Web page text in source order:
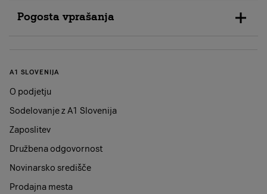
Pogosta vprašanja
Vašo staro napravo ocenimo glede na znamko, model in
ohranjenost. Bolj bo ohranjena, višja bo odkupna cena.
Kaj moram pred menjavo urediti na stari napravi?
Preverite, ali je zaslon brez razpok in globokih prask ter
prenesete vse pomembne podatke in izbrišete svoje
A1 SLOVENIJA
O podjetju
Sodelovanje z A1 Slovenija
Zaposlitev
Družbena odgovornost
Novinarsko središče
Prodajna mesta